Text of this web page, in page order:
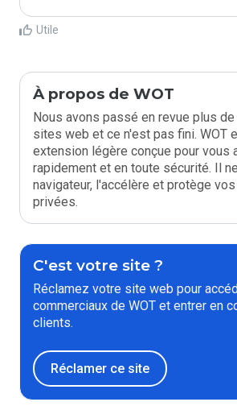
Utile
À propos de WOT
Nous avons passé en revue plus
sites web et ce n'est pas fini. WOT
extension légère conçue pour vous
rapidement et en toute sécurité. Il
navigateur, l'accélère et protège
privées.
C'est votre site ?
Réclamez votre site web pour
commerciaux de WOT et entrer en
clients.
Réclamer ce site